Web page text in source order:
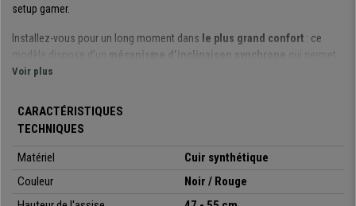
setup gamer.
Installez-vous pour un long moment dans le plus grand confort : ce
modèle dispose d’un
mécanisme d’inclinaison synchrone
qui permet
un basculement simultané de l’assise et du dossier. Le corps reste alors
et favorise la circulation sanguine.
L’inclinaison du dossier
d’avoir un fauteuil à l’horizontale . Déployez le repose-pied
repos total, sur place !
l’assise permet de maintenir le dossier dans la position souhaitée. Les
accoudoirs, réglables en hauteur, sont articulés
Voir plus
CARACTÉRISTIQUES
TECHNIQUES
Matériel
Cuir synthétique
Couleur
Noir / Rouge